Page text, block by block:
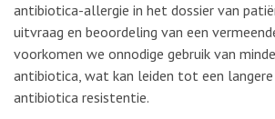
antibiotica-allergie in het dossier van
uitvraag en beoordeling van een
voorkomen we onnodige gebruik van
antibiotica, wat kan leiden tot een
antibiotica resistentie.